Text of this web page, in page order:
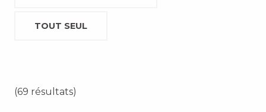
TOUT SEUL
(69 résultats)